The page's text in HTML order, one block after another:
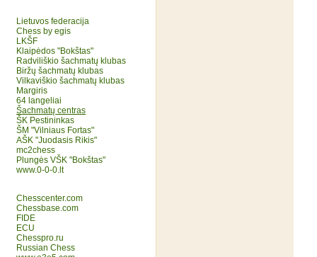
Lietuvos federacija
Chess by egis
LKŠF
Klaipėdos "Bokštas"
Radviliškio šachmatų klubas
Biržų šachmatų klubas
Vilkaviškio šachmatų klubas
Margiris
64 langeliai
Šachmatų centras
ŠK Pestininkas
ŠM "Vilniaus Fortas"
AŠK "Juodasis Rikis"
mc2chess
Plungės VŠK "Bokštas"
www.0-0-0.lt
Chesscenter.com
Chessbase.com
FIDE
ECU
Chesspro.ru
Russian Chess